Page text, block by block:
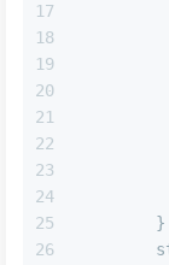
17
18
19
20
21
22
23
24
25
26
        }